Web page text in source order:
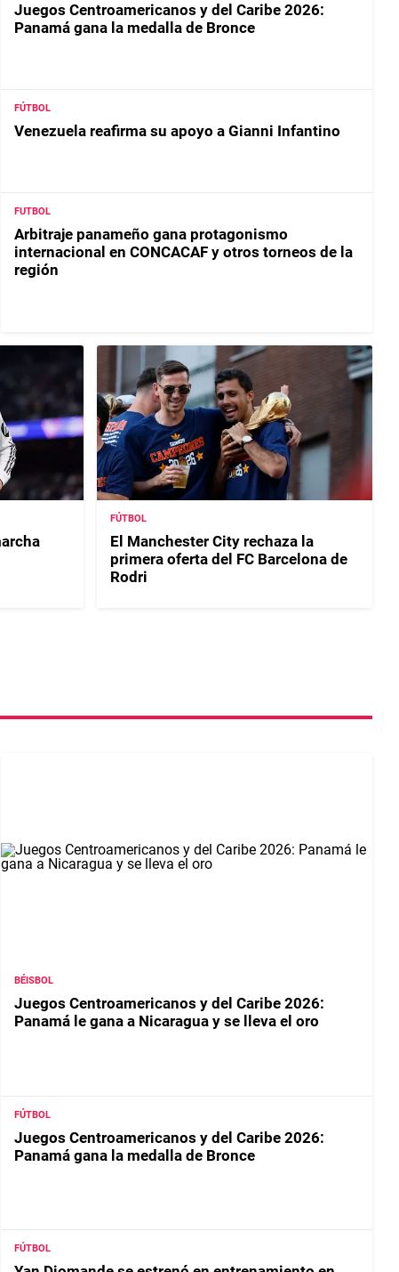
Juegos Centroamericanos y del Caribe 2026:
Panamá gana la medalla de Bronce
FÚTBOL
Venezuela reafirma su apoyo a Gianni Infantino
FUTBOL
Arbitraje panameño gana protagonismo
internacional en CONCACAF y otros torneos de la
región
FÚTBOL
El Manchester City rechaza la
primera oferta del FC Barcelona de
Rodri
BÉISBOL
Juegos Centroamericanos y del Caribe 2026:
Panamá le gana a Nicaragua y se lleva el oro
FÚTBOL
Juegos Centroamericanos y del Caribe 2026:
Panamá gana la medalla de Bronce
FÚTBOL